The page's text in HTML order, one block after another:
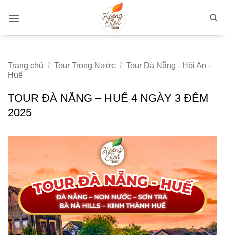
qua
Trang chủ / Tour Trong Nước / Tour Đà Nẵng - Hội An -
Huế
TOUR ĐÀ NẴNG – HUẾ 4 NGÀY 3 ĐÊM
2025